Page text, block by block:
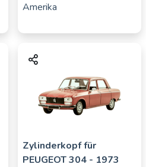
Amerika
Zylinderkopf für
PEUGEOT304 - 1973